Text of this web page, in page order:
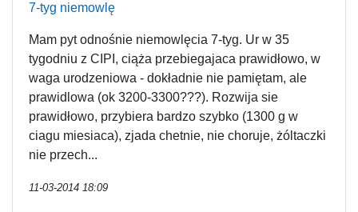
7-tyg niemowlę
Mam pyt odnośnie niemowlęcia 7-tyg. Ur w 35
tygodniu z CIPI, ciąża przebiegajaca prawidłowo, w
waga urodzeniowa - dokładnie nie pamiętam, ale
prawidlowa (ok 3200-3300???). Rozwija sie
prawidłowo, przybiera bardzo szybko (1300 g w
ciagu miesiaca), zjada chetnie, nie choruje, żóltaczki
nie przech...
11-03-2014 18:09